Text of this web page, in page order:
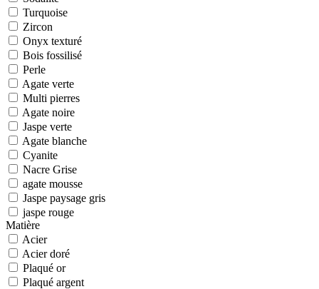
Turquoise
Zircon
Onyx texturé
Bois fossilisé
Perle
Agate verte
Multi pierres
Agate noire
Jaspe verte
Agate blanche
Cyanite
Nacre Grise
agate mousse
Jaspe paysage gris
jaspe rouge
Matière
Acier
Acier doré
Plaqué or
Plaqué argent